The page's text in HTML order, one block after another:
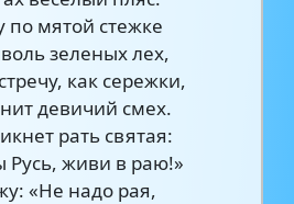
по мятой стежке
зеленых лех,
как сережки,
девичий смех.
рать святая:
Русь, живи в раю!»
«Не надо рая,